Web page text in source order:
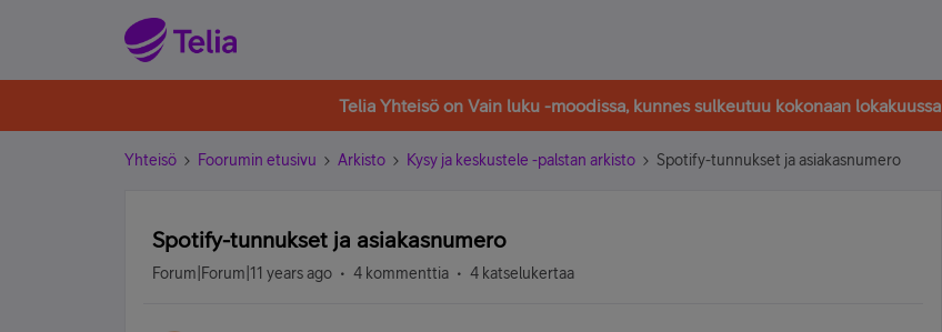
Telia Yhteisö on Vain luku -moodissa, kunnes sulkeutuu kokonaan lokakuussa
Yhteisö Foorumin etusivu Arkisto Kysy ja keskustele -palstan arkisto Spotify-tunnukset ja asiakasnumero
Spotify-tunnukset ja asiakasnumero
Forum|Forum|11 years ago 4 kommenttia 4 katselukertaa